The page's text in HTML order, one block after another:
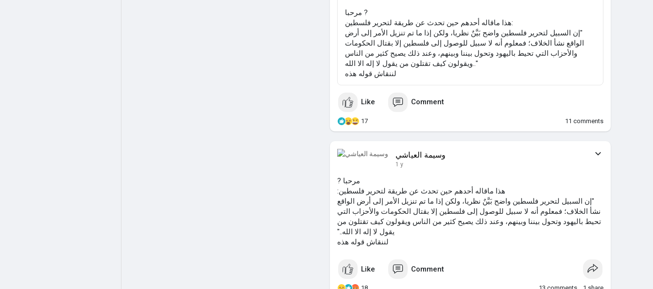
مرحبا ?
هذا ماقاله أحدهم حين تحدث عن طريقة لتحرير فلسطين:
‏"إن السبيل لتحرير فلسطين واضح بَيَّنٌ نظريا، ولكن إذا ما تم تنزيل الأمر إلى أرض
الواقع نشأ الخلاف؛ فمعلوم أنه لا سبيل للوصول إلى فلسطين إلا بقتال الحكومات
والأحزاب التي تحيط باليهود وتحول بيننا وبينهم، وعند ذلك يصيح كثير من الناس
ويقولون كيف تقتلون من يقول لا إله الا الله.."
لننقاش قوله هذه
Like Comment
17 11 comments
وسيمة العياشي
1 y
مرحبا ?
هذا ماقاله أحدهم حين تحدث عن طريقة لتحرير فلسطين:
‏"إن السبيل لتحرير فلسطين واضح بَيَّنٌ نظريا، ولكن إذا ما تم تنزيل الأمر إلى أرض الواقع
نشأ الخلاف؛ فمعلوم أنه لا سبيل للوصول إلى فلسطين إلا بقتال الحكومات والأحزاب التي
تحيط باليهود وتحول بيننا وبينهم، وعند ذلك يصيح كثير من الناس ويقولون كيف تقتلون من
يقول لا إله الا الله.."
لننقاش قوله هذه
Like Comment